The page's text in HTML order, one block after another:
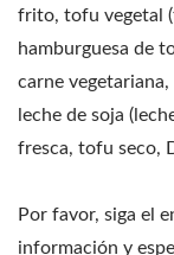
frito, tofu vegetal
hamburguesa de
carne
leche de soja
fresca, tofu seco,
Por favor, siga el
información y